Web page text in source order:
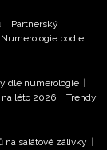
Partnerský
Numerologie podle
dle numerologie
na léto 2026
Trendy
na salátové zálivky